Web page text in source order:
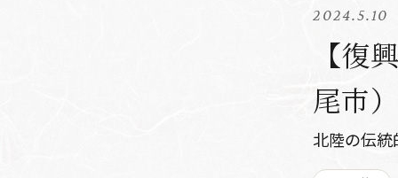
2024.5.10
【復
尾市
北陸の伝